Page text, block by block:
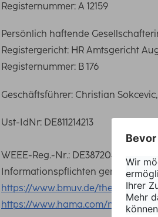
Registernummer: A 12159
Persönlich haftende
Registergericht: HR Amtsgericht
Registernummer: B 176
Geschäftsführer: Christian
Ust-IdNr: DE811214213
WEEE-Reg.-Nr.: DE38720470
Informationspflichten gemäß §18
https://www.bmuv.de/themen/
https://www.hama.com/nep